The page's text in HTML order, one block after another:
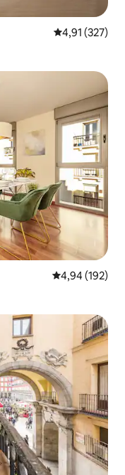
Priemerné
4,91 (327)
Priemerné
4,94 (192)